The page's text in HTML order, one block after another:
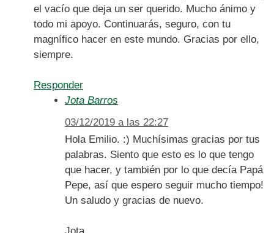
el vacío que deja un ser querido. Mucho ánimo y
todo mi apoyo. Continuarás, seguro, con tu
magnífico hacer en este mundo. Gracias por ello,
siempre.
Responder
Jota Barros
03/12/2019 a las 22:27
Hola Emilio. :) Muchísimas gracias por tus
palabras. Siento que esto es lo que tengo
que hacer, y también por lo que decía Papá
Pepe, así que espero seguir mucho tiempo!
Un saludo y gracias de nuevo.